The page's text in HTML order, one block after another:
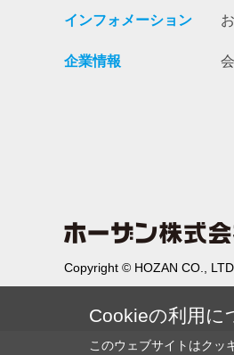
インフォメーション
企業情報
Copyright © HOZAN CO.,
Cookieの利用に
このウェブサイトはクッ